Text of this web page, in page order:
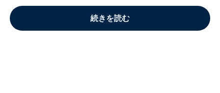
続きを読む